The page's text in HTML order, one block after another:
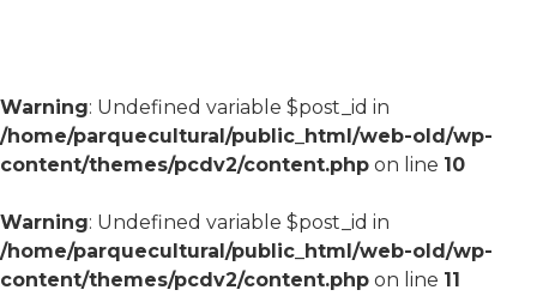
Warning: Undefined variable $post_id in
/home/parquecultural/public_html/web-old/wp-
content/themes/pcdv2/content.php on line 10
Warning: Undefined variable $post_id in
/home/parquecultural/public_html/web-old/wp-
content/themes/pcdv2/content.php on line 11